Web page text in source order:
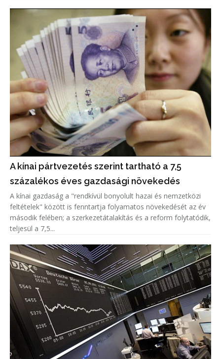
A kínai pártvezetés szerint tartható a 7,5
százalékos éves gazdasági növekedés
A kínai gazdaság a "rendkívül bonyolult hazai és nemzetközi
feltételek" között is fenntartja folyamatos növekedését az év
második felében; a szerkezetátalakítás és a reform folytatódik,
teljesül a 7,5...